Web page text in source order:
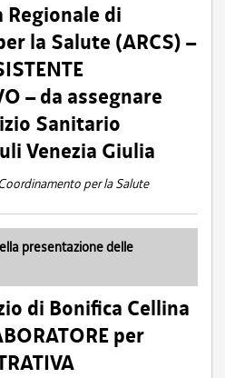
Regionale di
la Salute (ARCS) –
– da assegnare
Sanitario
Venezia Giulia
per la Salute
presentazione delle
di Bonifica Cellina
per